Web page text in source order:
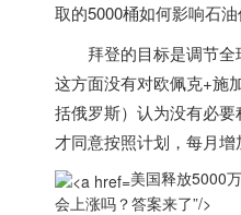
取的5000桶如何影响石油
拜登的目标是调节全
这方面没有对欧佩克+施
括俄罗斯）认为没有必
才同意按照计划，每月增
美国释放5000
会上涨吗？答案来了”/>